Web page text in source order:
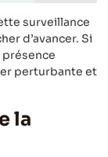
surveillance
d’avancer. Si
présence
perturbante et
la